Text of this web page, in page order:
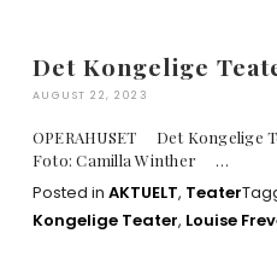
Det Kongelige
AUGUST 22, 2023
OPERAHUSET Det
Foto: Camilla Winther …
Posted in AKTUELT, Teater
Kongelige Teater, Louise